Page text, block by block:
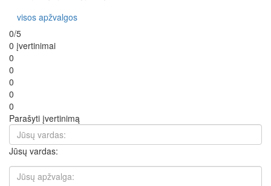
visos apžvalgos
0/5
0 įvertinimai
0
0
0
0
0
Parašyti įvertinimą
Jūsų vardas: